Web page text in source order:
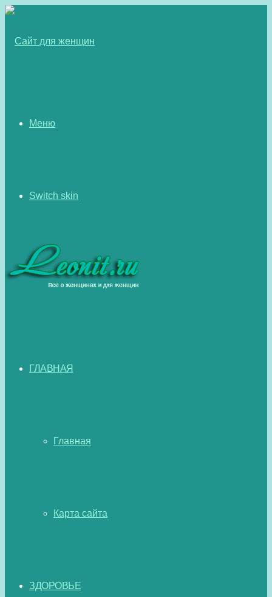
Меню
Switch skin
ГЛАВНАЯ
Главная
Карта сайта
ЗДОРОВЬЕ